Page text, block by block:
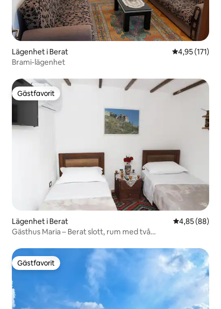
Lägenhet i Berat 4,95 av 5 i
4,95 (171)
Brami-lägenhet
Gästfavorit
Gästfavorit
Lägenhet i Berat 4,85 av 5 i
4,85 (88)
Gästhus Maria – Berat slott, rum med två
Gästfavorit
Gästfavorit